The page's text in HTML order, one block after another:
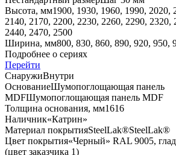
Высота, мм1900, 1930, 1960, 1990, 2020,
2140, 2170, 2200, 2230, 2260, 2290, 2320,
2440, 2470, 2500
Ширина, мм800, 830, 860, 890, 920, 950,
Подробнее о сериях
Перейти
СнаружиВнутри
ОснованиеШумопоглощающая панель
MDFШумопоглощающая панель MDF
Толщина основания, мм1616
Наличник«Катрин»
Материал покрытияSteelLak®SteelLak®
Цвет покрытия«Черный» RAL 9005,
(цвет заказчика 1)